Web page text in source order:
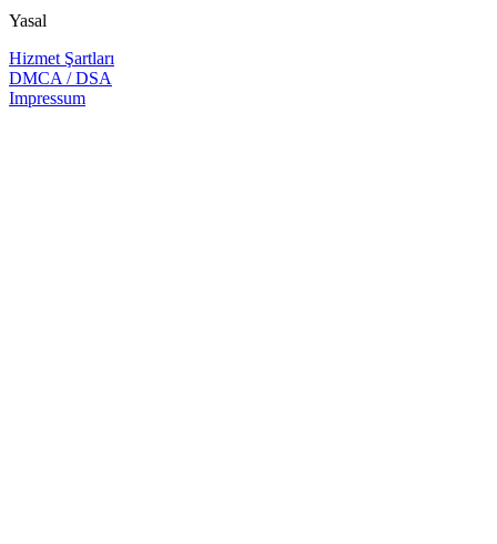
Yasal
Hizmet Şartları
DMCA / DSA
Impressum